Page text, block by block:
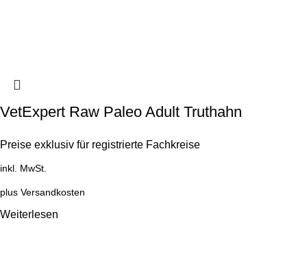
VetExpert Raw Paleo Adult Truthahn
Preise exklusiv für registrierte Fachkreise
inkl. MwSt.
plus Versandkosten
Weiterlesen